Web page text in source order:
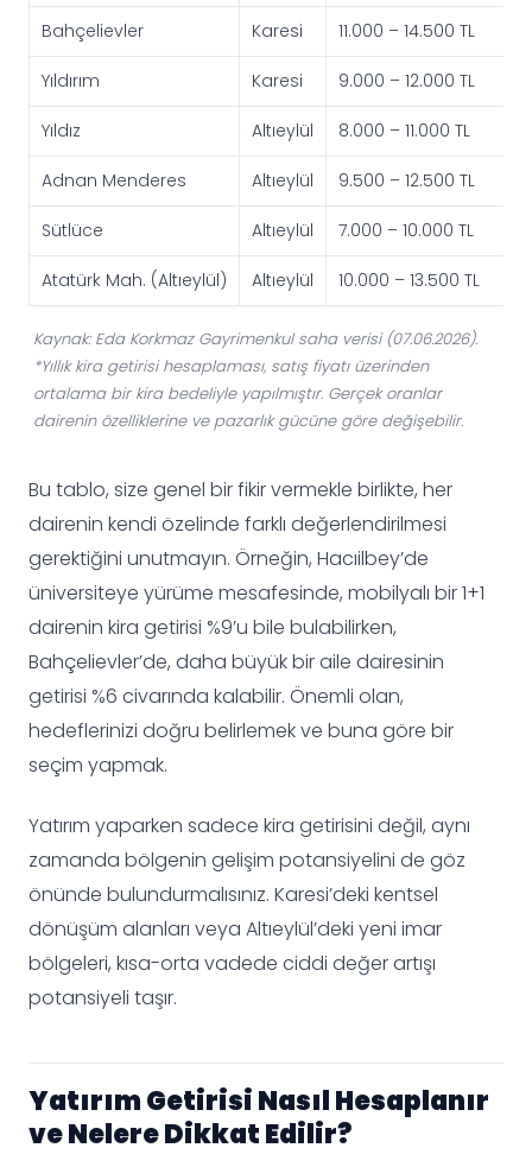
Bahçelievler Karesi 11.000 – 14.500 TL
Yıldırım Karesi 9.000 – 12.000 TL
Yıldız Altıeylül 8.000 – 11.000 TL
Adnan Menderes Altıeylül 9.500 – 12.500 TL
Sütlüce Altıeylül 7.000 – 10.000 TL
Atatürk Mah. (Altıeylül) Altıeylül 10.000 – 13.500 TL
Kaynak: Eda Korkmaz Gayrimenkul saha verisi (07.06.2026).
*Yıllık kira getirisi hesaplaması, satış fiyatı üzerinden
ortalama bir kira bedeliyle yapılmıştır. Gerçek oranlar
dairenin özelliklerine ve pazarlık gücüne göre değişebilir.
Bu tablo, size genel bir fikir vermekle birlikte, her
dairenin kendi özelinde farklı değerlendirilmesi
gerektiğini unutmayın. Örneğin, Hacıilbey’de
üniversiteye yürüme mesafesinde, mobilyalı bir 1+1
dairenin kira getirisi %9’u bile bulabilirken,
Bahçelievler’de, daha büyük bir aile dairesinin
getirisi %6 civarında kalabilir. Önemli olan,
hedeflerinizi doğru belirlemek ve buna göre bir
seçim yapmak.
Yatırım yaparken sadece kira getirisini değil, aynı
zamanda bölgenin gelişim potansiyelini de göz
önünde bulundurmalısınız. Karesi’deki kentsel
dönüşüm alanları veya Altıeylül’deki yeni imar
bölgeleri, kısa-orta vadede ciddi değer artışı
potansiyeli taşır.
Yatırım Getirisi Nasıl Hesaplanır
ve Nelere Dikkat Edilir?